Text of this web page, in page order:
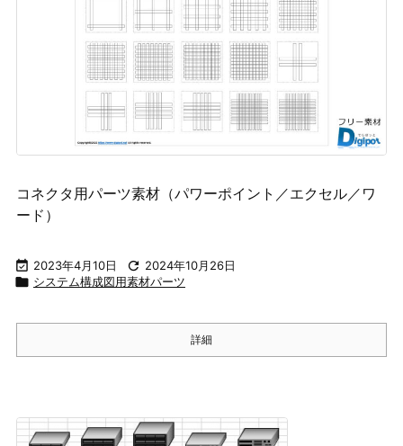
コネクタ用パーツ素材（パワーポイント／エクセル／ワ
ード）
 2023年4月10日  2024年10月26日
 システム構成図用素材パーツ
詳細